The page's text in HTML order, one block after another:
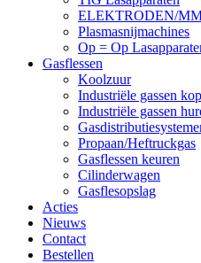
ELEKTRODEN/
Plasmasnijmachines
Op = Op
Gasflessen
Koolzuur
Industriële gassen
Industriële gassen
Propaan/Heftruckgas
Gasflessen keuren
Cilinderwagen
Gasflesopslag
Acties
Nieuws
Contact
Bestellen